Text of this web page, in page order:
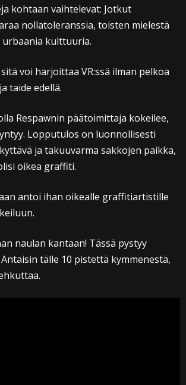
kohtaan vaihtelevat: Jotkut
nollatoleranssia, toisten mielestä
kulttuuria.
voi harjoittaa VR:ssä ilman pelkoa
taide edellä.
Respawnin päätoimittaja kokeilee,
Lopputulos on luonnollisesti
ja takuuvarma sakkojen paikka,
oikea graffiti.
antoi ihan oikealle graffitiartistille
naulan kantaan! Tässä pystyy
tälle 10 pistettä kymmenestä,